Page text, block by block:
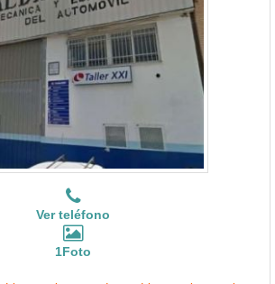
Ver teléfono
1Foto